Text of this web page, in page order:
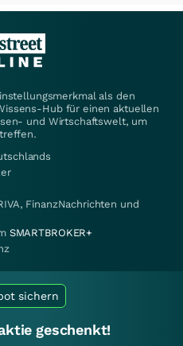
als den
Hub für einen aktuellen
und Wirtschaftswelt, um
FinanzNachrichten und
SMARTBROKER+
sichern
geschenkt!